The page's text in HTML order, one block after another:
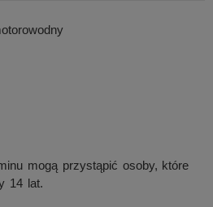
mogą przystąpić osoby, które
14 lat.